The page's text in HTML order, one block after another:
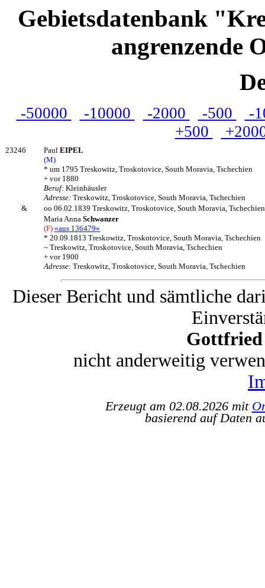
Gebietsdatenbank
angrenzende
-50000 -10000 -2000 -500
-
+500
23246 Paul EIPEL
(M)
* um 1795 Treskowitz, Troskotovice, South Moravia, Tschechien
+ vor 1880
Beruf: Kleinhäusler
Adresse: Treskowitz, Troskotovice, South Moravia, Tschechien
&
oo 06.02.1839 Treskowitz, Troskotovice, South Moravia, Tschechien
Maria Anna Schwanzer
(F) «aus 136479»
* 20.09.1813 Treskowitz, Troskotovice, South Moravia, Tschechien
~ Treskowitz, Troskotovice, South Moravia, Tschechien
+ vor 1900
Adresse: Treskowitz, Troskotovice, South Moravia, Tschechien
Dieser Bericht und sämtliche
Gottfried
nicht anderweitig
Erzeugt am 02.08.2026 mit
basierend auf Daten